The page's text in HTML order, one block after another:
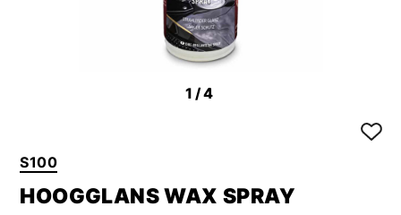
1 /4
S100
HOOGGLANS WAX SPRAY